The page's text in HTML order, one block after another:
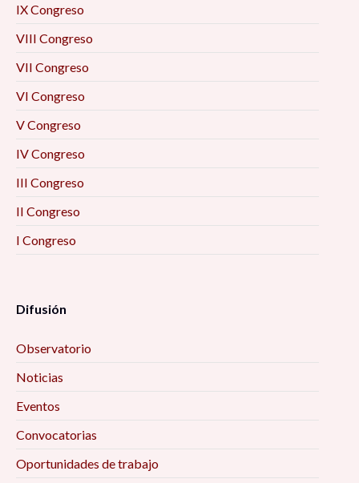
IX Congreso
VIII Congreso
VII Congreso
VI Congreso
V Congreso
IV Congreso
III Congreso
II Congreso
I Congreso
Difusión
Observatorio
Noticias
Eventos
Convocatorias
Oportunidades de trabajo